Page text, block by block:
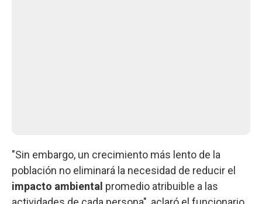
"Sin embargo, un crecimiento más lento de la
población no eliminará la necesidad de reducir el
impacto ambiental promedio atribuible a las